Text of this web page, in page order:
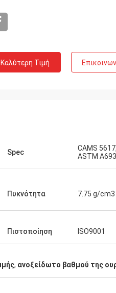
Καλύτερη Τιμή
Spec
CAMS
ASTM A693
Πυκνότητα 7.75 g/cm3
Πιστοποίηση ISO9001
, ανοξείδωτο βαθμού της